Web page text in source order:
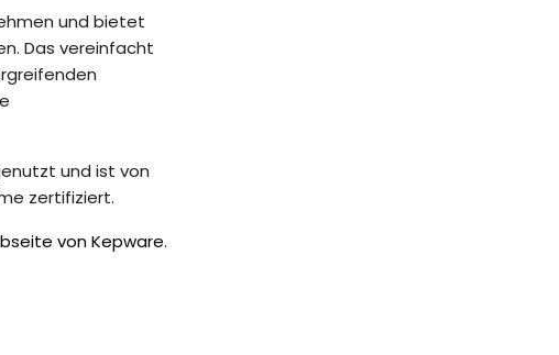
und bietet
Das vereinfacht
und ist von
zertifiziert.
von Kepware.